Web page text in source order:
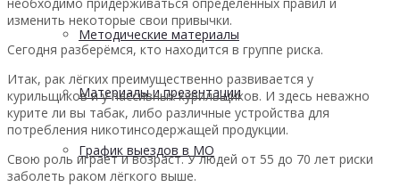
Методические материалы
Материалы и презентации
График выездов в МО
изменить некоторые свои привычки.
Сегодня разберёмся, кто находится в группе риска.
Итак, рак лёгких преимущественно развивается у
курильщиков и у пассивных курильщиков. И здесь неважно
курите ли вы табак, либо различные устройства для
потребления никотинсодержащей продукции.
Свою роль играет и возраст. У людей от 55 до 70 лет риски
заболеть раком лёгкого выше.